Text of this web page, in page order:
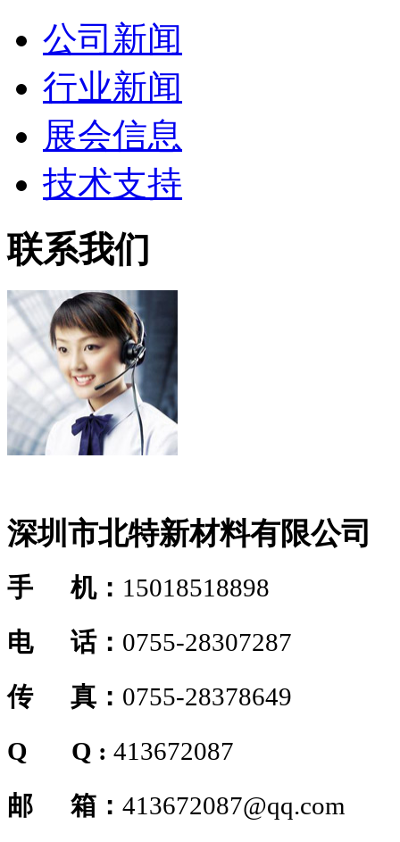
公司新闻
行业新闻
展会信息
技术支持
联系我们
深圳市北特新材料有限公司
手 机： 15018518898
电 话： 0755-28307287
传 真： 0755-28378649
Q Q : 413672087
邮 箱： 413672087@qq.com